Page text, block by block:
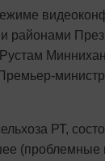
районами
Рустам
РТ,